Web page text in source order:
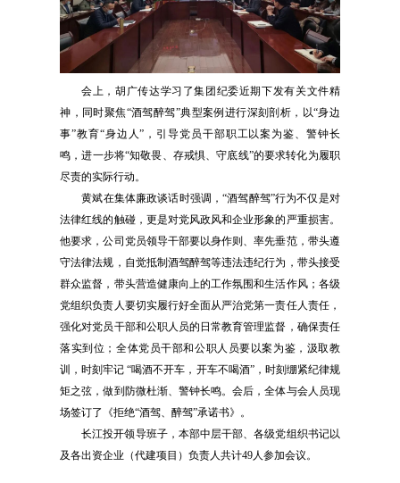
会上，胡广传达学习了集团纪委近期下发有关文件精
神，同时聚焦“酒驾醉驾”典型案例进行深刻剖析，以“身边
事”教育“身边人”，引导党员干部职工以案为鉴、警钟长
鸣，进一步将“知敬畏、存戒惧、守底线”的要求转化为履职
尽责的实际行动。
黄斌在集体廉政谈话时强调，“酒驾醉驾”行为不仅是对
法律红线的触碰，更是对党风政风和企业形象的严重损害。
他要求，公司党员领导干部要以身作则、率先垂范，带头遵
守法律法规，自觉抵制酒驾醉驾等违法违纪行为，带头接受
群众监督，带头营造健康向上的工作氛围和生活作风；各级
党组织负责人要切实履行好全面从严治党第一责任人责任，
强化对党员干部和公职人员的日常教育管理监督，确保责任
落实到位；全体党员干部和公职人员要以案为鉴，汲取教
训，时刻牢记 “喝酒不开车，开车不喝酒”，时刻绷紧纪律规
矩之弦，做到防微杜渐、警钟长鸣。会后，全体与会人员现
场签订了《拒绝“酒驾、醉驾”承诺书》。
长江投开领导班子，本部中层干部、各级党组织书记以
及各出资企业（代建项目）负责人共计49人参加会议。